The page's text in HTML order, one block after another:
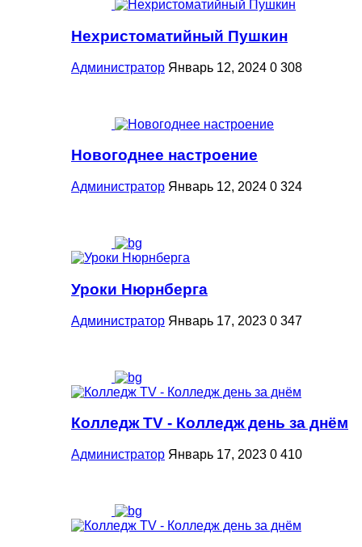
Нехристоматийный Пушкин
Администратор Январь 12, 2024 0 308
Новогоднее настроение
Администратор Январь 12, 2024 0 324
Уроки Нюрнберга
Администратор Январь 17, 2023 0 347
Колледж ТV - Колледж день за днём
Администратор Январь 17, 2023 0 410